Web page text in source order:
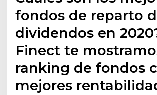
fondos de reparto
dividendos en
Finect te
ranking de fondos
mejores